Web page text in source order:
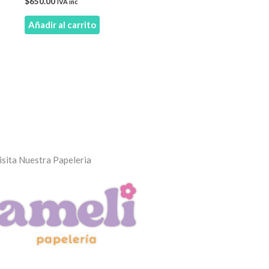
IVA inc
Añadir al carrito
Nuestra Papeleria